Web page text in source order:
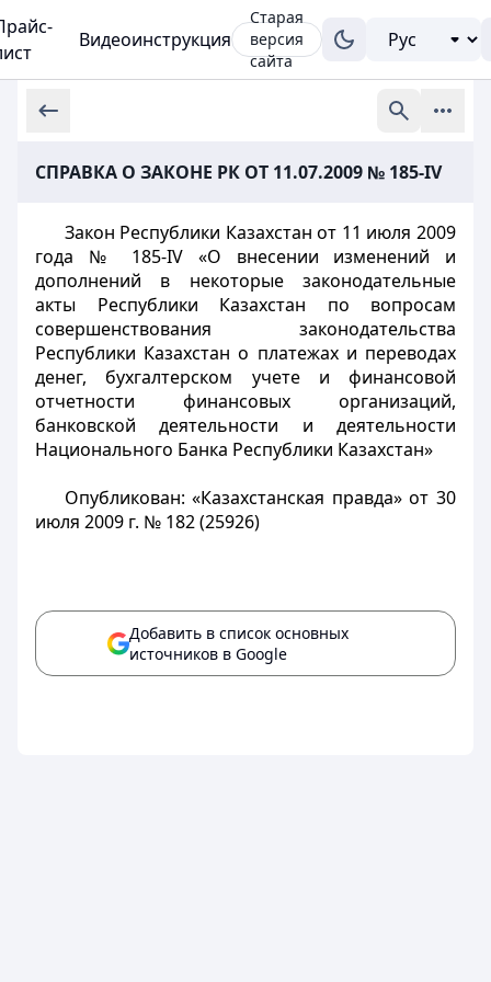
Видеоинструкция
Старая
версия
сайта
СПРАВКА О ЗАКОНЕ РК ОТ 11.07.2009 № 185-IV
Закон Республики Казахстан от 11 июля 2009
года № 185-IV «О внесении изменений и
дополнений в некоторые законодательные
акты Республики Казахстан по вопросам
совершенствования законодательства
Республики Казахстан о платежах и переводах
денег, бухгалтерском учете и финансовой
отчетности финансовых организаций,
банковской деятельности и деятельности
Национального Банка Республики Казахстан»
Опубликован: «Казахстанская правда» от 30
июля 2009 г. № 182 (25926)
Добавить в список основных
источников в Google